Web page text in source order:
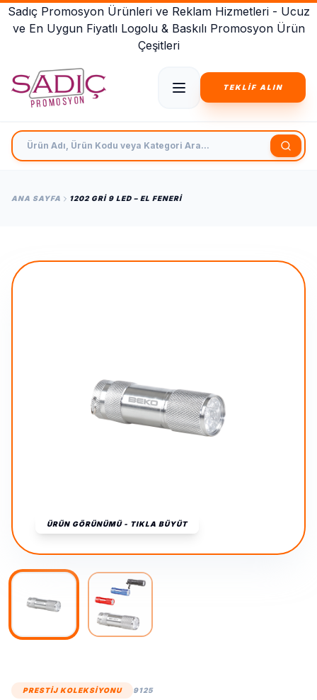
Sadıç Promosyon Ürünleri ve Reklam Hizmetleri - Ucuz
ve En Uygun Fiyatlı Logolu & Baskılı Promosyon Ürün
Çeşitleri
TEKLİF ALIN
Ürün Adı, Ürün Kodu veya Kategori Ara
ANA SAYFA 1202 GRI 9 LED – EL FENERI
ÜRÜN GÖRÜNÜMÜ - TIKLA BÜYÜT
PRESTİJ KOLEKSİYONU 9125